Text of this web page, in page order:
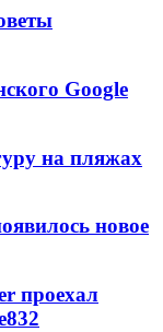
Google
на пляжах
новое
проехал
832